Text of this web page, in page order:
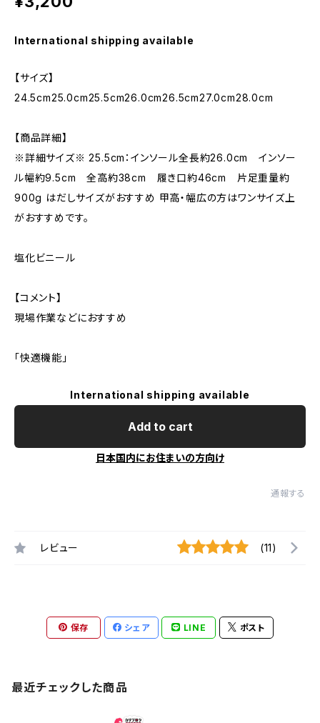
International shipping available
【サイズ】
24.5cm25.0cm25.5cm26.0cm26.5cm27.0cm28.0cm
【商品詳細】
※詳細サイズ※ 25.5cm：インソール全長約26.0cm インソー
ル幅約9.5cm 全高約38cm 履き口約46cm 片足重量約
900g はだしサイズがおすすめ 甲高・幅広の方はワンサイズ上
がおすすめです。
塩化ビニール
【コメント】
現場作業などにおすすめ
「快適機能」
International shipping available
Add to cart
日本国内にお住まいの方向け
通報する
レビュー (11)
保存 シェア LINE ポスト
最近チェックした商品